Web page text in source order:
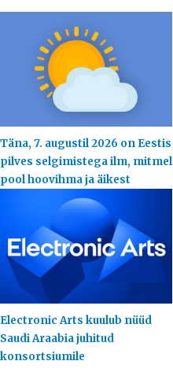
Täna, 7. augustil 2026 on Eestis
pilves selgimistega ilm, mitmel
pool hoovihma ja äikest
Electronic Arts kuulub nüüd
Saudi Araabia juhitud
konsortsiumile